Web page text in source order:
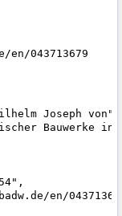
043713679
Joseph von",
Bauwerke in
en/